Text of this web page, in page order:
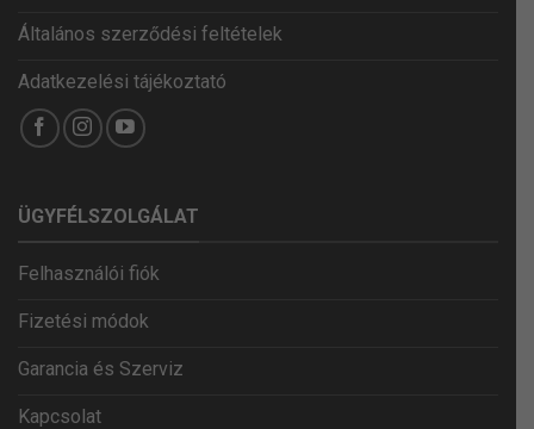
Általános szerződési feltételek
Adatkezelési tájékoztató
ÜGYFÉLSZOLGÁLAT
Felhasználói fiók
Fizetési módok
Garancia és Szerviz
Kapcsolat